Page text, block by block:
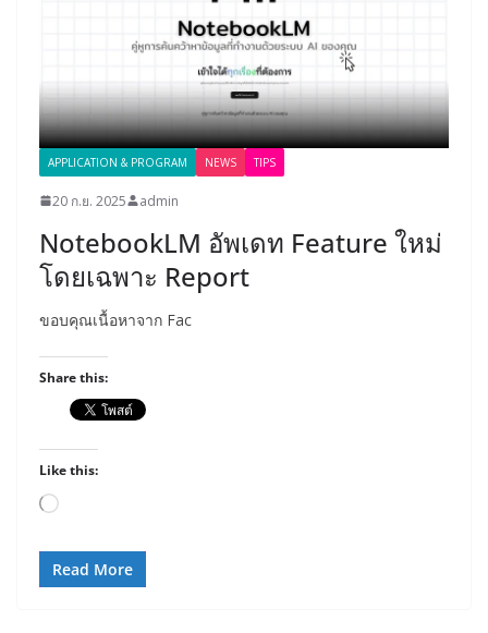
APPLICATION & PROGRAM NEWS TIPS
20 ก.ย. 2025 admin
NotebookLM อัพเดท Feature ใหม่
โดยเฉพาะ Report
ขอบคุณเนื้อหาจาก Fac
Share this:
Like this:
Loading…
Read More